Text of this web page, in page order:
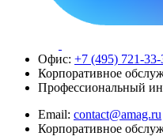
Офис: +7 (495) 721-33-
Корпоративное
Профессиональный
Email: contact@amag.ru
Корпоративное